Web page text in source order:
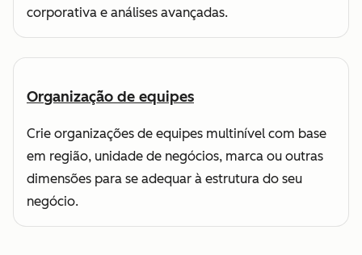
corporativa e análises avançadas.
Organização de equipes
Crie organizações de equipes multinível com base
em região, unidade de negócios, marca ou outras
dimensões para se adequar à estrutura do seu
negócio.